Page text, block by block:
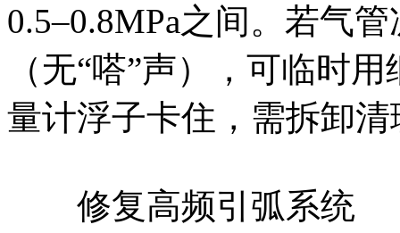
0.5–0.8MPa‌之间。若气
（无“嗒”声），可临时
量计浮子卡住，需拆卸清
修复高频引弧系统‌